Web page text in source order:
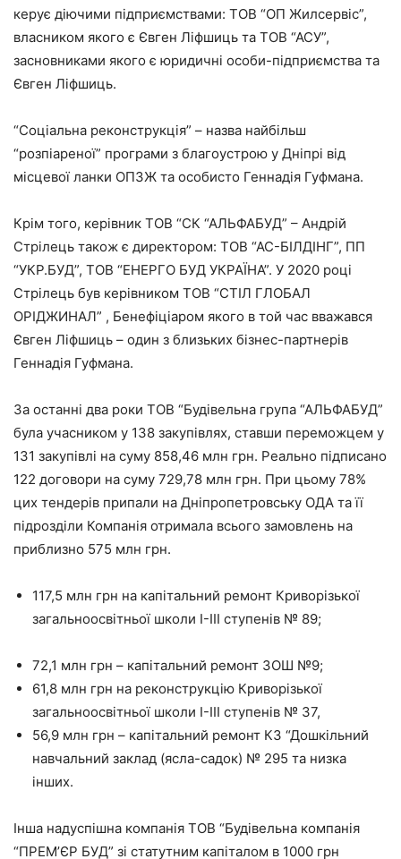
керує діючими підприємствами: ТОВ “ОП Жилсервіс”,
власником якого є Євген Ліфшиць та ТОВ “АСУ”,
засновниками якого є юридичні особи-підприємства та
Євген Ліфшиць.
“Соціальна реконструкція” – назва найбільш
“розпіареної” програми з благоустрою у Дніпрі від
місцевої ланки ОПЗЖ та особисто Геннадія Гуфмана.
Крім того, керівник ТОВ “СК “АЛЬФАБУД” – Андрій
Стрілець також є директором: ТОВ “АС-БІЛДІНГ”, ПП
“УКР.БУД”, ТОВ “ЕНЕРГО БУД УКРАЇНА”. У 2020 році
Стрілець був керівником ТОВ “СТІЛ ГЛОБАЛ
ОРІДЖИНАЛ” , Бенефіціаром якого в той час вважався
Євген Ліфшиць – один з близьких бізнес-партнерів
Геннадія Гуфмана.
За останні два роки ТОВ “Будівельна група “АЛЬФАБУД”
була учасником у 138 закупівлях, ставши переможцем у
131 закупівлі на суму 858,46 млн грн. Реально підписано
122 договори на суму 729,78 млн грн. При цьому 78%
цих тендерів припали на Дніпропетровську ОДА та її
підрозділи Компанія отримала всього замовлень на
приблизно 575 млн грн.
117,5 млн грн на капітальний ремонт Криворізької
загальноосвітньої школи І-ІІІ ступенів № 89;
72,1 млн грн – капітальний ремонт ЗОШ №9;
61,8 млн грн на реконструкцію Криворізької
загальноосвітньої школи І-ІІІ ступенів № 37,
56,9 млн грн – капітальний ремонт КЗ “Дошкільний
навчальний заклад (ясла-садок) № 295 та низка
інших.
Інша надуспішна компанія ТОВ “Будівельна компанія
“ПРЕМ’ЄР БУД” зі статутним капіталом в 1000 грн